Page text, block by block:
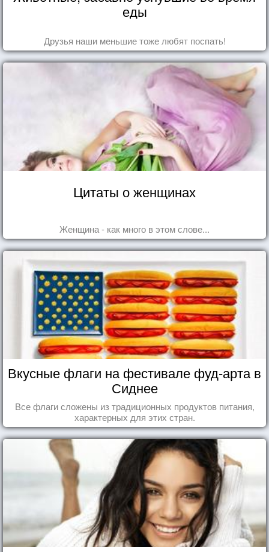
еды
Друзья наши меньшие тоже любят поспать!
Цитаты о женщинах
Женщина - как много в этом слове...
Вкусные флаги на фестивале фуд-арта в
Сиднее
Все флаги сложены из традиционных продуктов питания,
характерных для этих стран.